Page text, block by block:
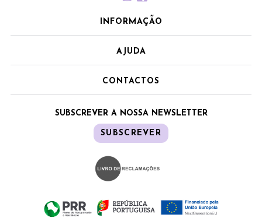
INFORMAÇÃO
AJUDA
CONTACTOS
SUBSCREVER A NOSSA NEWSLETTER
SUBSCREVER